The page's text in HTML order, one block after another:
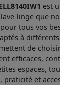
est
lave-linge que
tous vos
à
de
efficaces,
espaces,
praticité et